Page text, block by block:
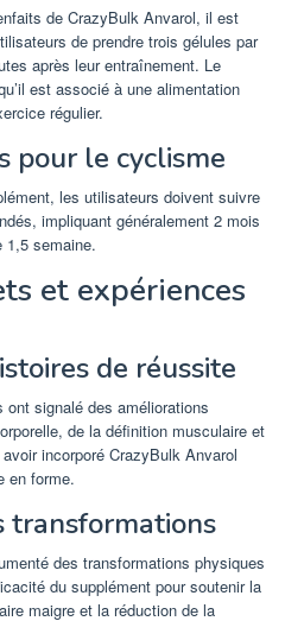
de CrazyBulk Anvarol, il est
de prendre trois gélules par
après leur entraînement. Le
est associé à une alimentation
régulier.
pour le cyclisme
les utilisateurs doivent suivre
impliquant généralement 2 mois
1,5 semaine.
et expériences
de réussite
signalé des améliorations
de la définition musculaire et
incorporé CrazyBulk Anvarol
en forme.
transformations
des transformations physiques
du supplément pour soutenir la
maigre et la réduction de la